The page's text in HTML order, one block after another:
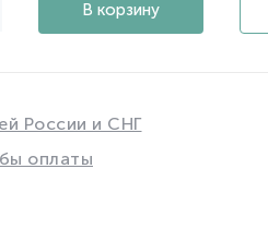
В корзину
России и СНГ
оплаты